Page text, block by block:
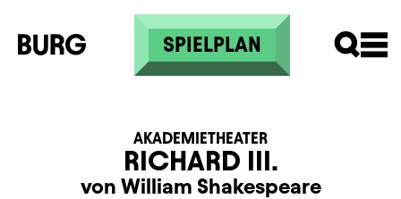
Direkt zum Inhalt
SPIELPLAN
RICHARD III.
AKADEMIETHEATER
von William Shakespeare